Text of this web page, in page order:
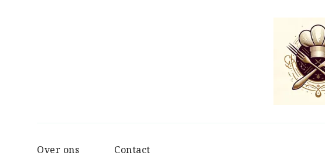
Over ons Contact